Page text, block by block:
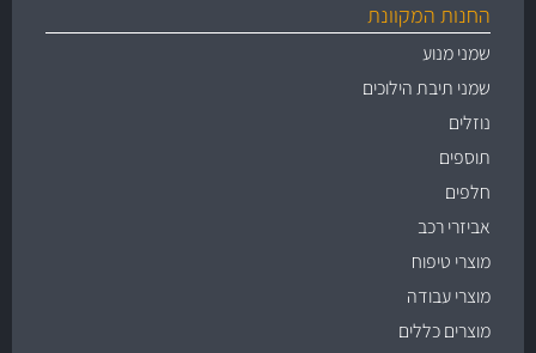
החנות המקוונת
שמני מנוע
שמני תיבת הילוכים
נוזלים
תוספים
חלפים
אביזרי רכב
מוצרי טיפוח
מוצרי עבודה
מוצרים כללים